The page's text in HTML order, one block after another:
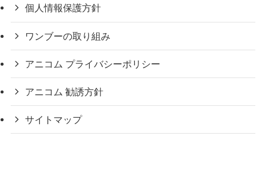
個人情報保護方針
ワンブーの取り組み
アニコム プライバシーポリシー
アニコム 勧誘方針
サイトマップ